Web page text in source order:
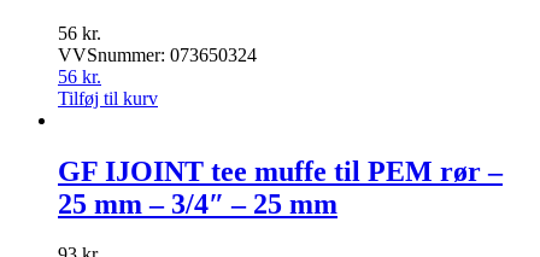
56 kr.
VVSnummer: 073650324
56 kr.
Tilføj til kurv
GF IJOINT tee muffe til PEM rør –
25 mm – 3/4″ – 25 mm